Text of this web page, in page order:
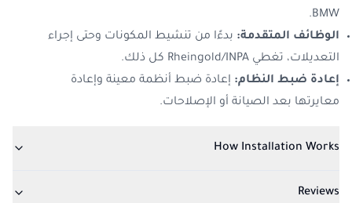
BMW.
الوظائف المتقدمة: بدءًا من تنشيط المكونات وحتى إجراء
التعديلات، تغطي Rheingold/INPA كل ذلك.
إعادة ضبط النظام: إعادة ضبط أنظمة معينة وإعادة
معايرتها بعد الصيانة أو الإصلاحات.
How Installation Works
Reviews